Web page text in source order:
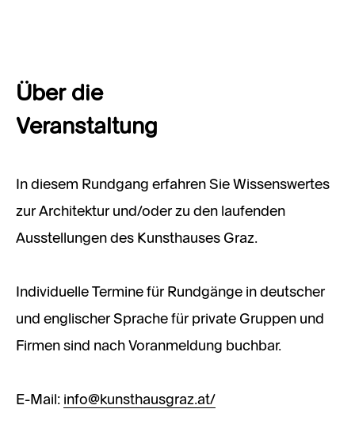
Über die
Veranstaltung
In diesem Rundgang erfahren Sie Wissenswertes
zur Architektur und/oder zu den laufenden
Ausstellungen des Kunsthauses Graz.
Individuelle Termine für Rundgänge in deutscher
und englischer Sprache für private Gruppen und
Firmen sind nach Voranmeldung buchbar.
E-Mail: info@kunsthausgraz.at/